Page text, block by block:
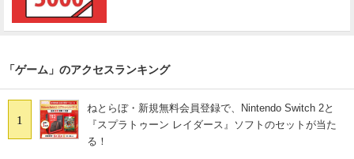
「ゲーム」のアクセスランキング
1
ねとらぼ・新規無料会員登録で、Nintendo Switch 2と
『スプラトゥーン レイダース』ソフトのセットが当た
る！